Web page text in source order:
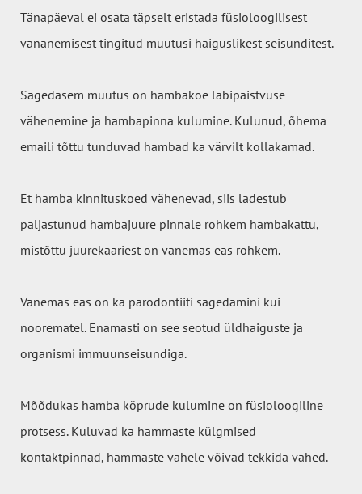
Tänapäeval ei osata täpselt eristada füsioloogilisest
vananemisest tingitud muutusi haiguslikest seisunditest.
Sagedasem muutus on hambakoe läbipaistvuse
vähenemine ja hambapinna kulumine. Kulunud, õhema
emaili tõttu tunduvad hambad ka värvilt kollakamad.
Et hamba kinnituskoed vähenevad, siis ladestub
paljastunud hambajuure pinnale rohkem hambakattu,
mistõttu juurekaariest on vanemas eas rohkem.
Vanemas eas on ka parodontiiti sagedamini kui
noorematel. Enamasti on see seotud üldhaiguste ja
organismi immuunseisundiga.
Mõõdukas hamba köprude kulumine on füsioloogiline
protsess. Kuluvad ka hammaste külgmised
kontaktpinnad, hammaste vahele võivad tekkida vahed.